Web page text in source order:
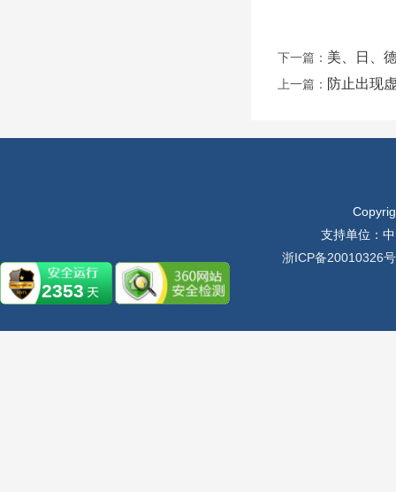
下一篇： 美、日、
上一篇： 防止出现
支持单位：
浙ICP备20010326
2353